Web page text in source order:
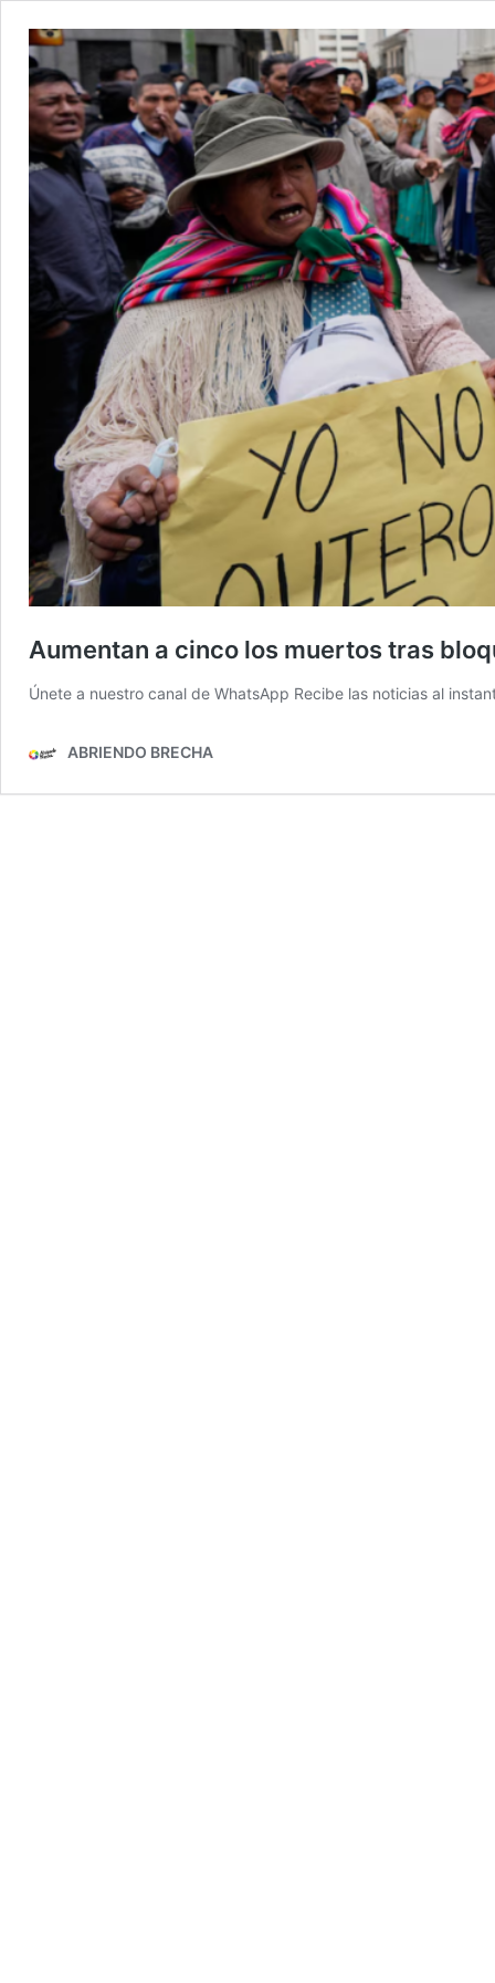
Aumentan a cinco los muertos tras
Únete a nuestro canal de WhatsApp Recibe las noticias al
ABRIENDO BRECHA